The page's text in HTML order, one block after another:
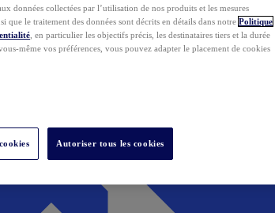
données collectées par l’utilisation de nos produits et les mesures
que le traitement des données sont décrits en détails dans notre Politique
, en particulier les objectifs précis, les destinataires tiers et la durée
même vos préférences, vous pouvez adapter le placement de cookies
Autoriser tous les cookies